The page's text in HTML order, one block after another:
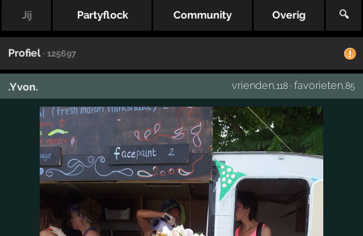
Jij Partyflock Community Overig 🔍
Profiel · 125697
.Yvon. vrienden,118· favorieten,85